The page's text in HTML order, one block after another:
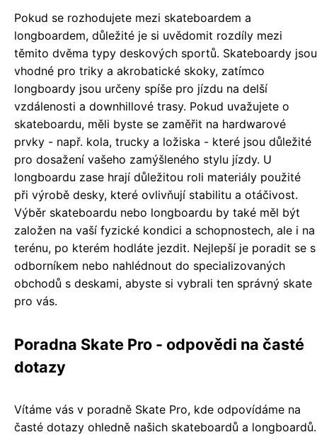
Pokud se rozhodujete mezi skateboardem a
longboardem, důležité je si uvědomit rozdíly mezi
těmito dvěma typy deskových sportů. Skateboardy jsou
vhodné pro triky a akrobatické skoky, zatímco
longboardy jsou určeny spíše pro jízdu na delší
vzdálenosti a downhillové trasy. Pokud uvažujete o
skateboardu, měli byste se zaměřit na hardwarové
prvky - např. kola, trucky a ložiska - které jsou důležité
pro dosažení vašeho zamýšleného stylu jízdy. U
longboardu zase hrají důležitou roli materiály použité
při výrobě desky, které ovlivňují stabilitu a otáčivost.
Výběr skateboardu nebo longboardu by také měl být
založen na vaší fyzické kondici a schopnostech, ale i na
terénu, po kterém hodláte jezdit. Nejlepší je poradit se s
odborníkem nebo nahlédnout do specializovaných
obchodů s deskami, abyste si vybrali ten správný skate
pro vás.
Poradna Skate Pro - odpovědi na časté
dotazy
Vítáme vás v poradně Skate Pro, kde odpovídáme na
časté dotazy ohledně našich skateboardů a longboardů.